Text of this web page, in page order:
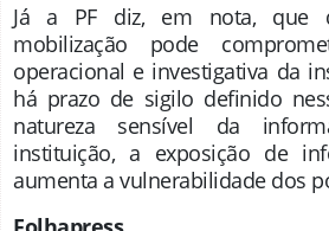
Já a PF diz, em nota, que
mobilização pode
operacional e investigativa da
há prazo de sigilo definido
natureza sensível da
instituição, a exposição de
aumenta a vulnerabilidade dos